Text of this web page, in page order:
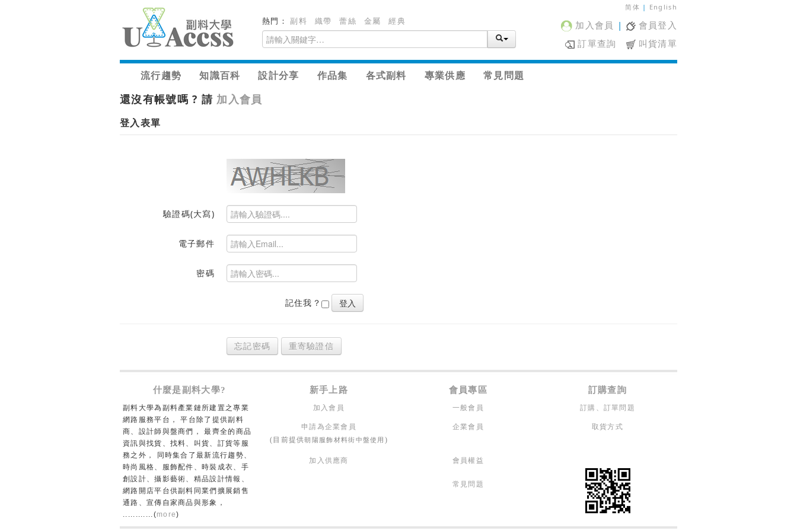
熱門：副料 織帶 蕾絲 金屬 經典
简体 | English
加入會員 |
會員登入
訂單查詢
叫貨清單
流行趨勢 知識百科 設計分享 作品集 各式副料 專業供應 常見問題
還沒有帳號嗎 ? 請 加入會員
登入表單
驗證碼(大寫)
電子郵件
密碼
記住我？
忘記密碼 重寄驗證信
什麼是副料大學? 新手上路 會員專區 訂購查詢
副料大學為副料產業鏈所建置之專業
網路服務平台， 平台除了提供副料
商、設計師與盤商們， 最齊全的商品
資訊與找貨、找料、叫貨、訂貨等服
務之外， 同時集合了最新流行趨勢、
時尚風格、服飾配件、時裝成衣、手
創設計、攝影藝術、精品設計情報、
網路開店平台供副料同業們擴展銷售
通路、宣傳自家商品與形象，
............(more)
加入會員 一般會員 訂購、訂單問題
申請為企業會員
(目前提供朝陽服飾材料街中盤使用 )
企業會員 取貨方式
加入供應商 會員權益
常見問題